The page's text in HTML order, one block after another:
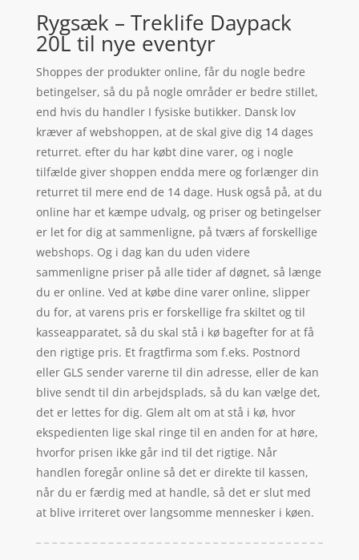
Rygsæk – Treklife Daypack
20L til nye eventyr
Shoppes der produkter online, får du nogle bedre
betingelser, så du på nogle områder er bedre stillet,
end hvis du handler I fysiske butikker. Dansk lov
kræver af webshoppen, at de skal give dig 14 dages
returret. efter du har købt dine varer, og i nogle
tilfælde giver shoppen endda mere og forlænger din
returret til mere end de 14 dage. Husk også på, at du
online har et kæmpe udvalg, og priser og betingelser
er let for dig at sammenligne, på tværs af forskellige
webshops. Og i dag kan du uden videre
sammenligne priser på alle tider af døgnet, så længe
du er online. Ved at købe dine varer online, slipper
du for, at varens pris er forskellige fra skiltet og til
kasseapparatet, så du skal stå i kø bagefter for at få
den rigtige pris. Et fragtfirma som f.eks. Postnord
eller GLS sender varerne til din adresse, eller de kan
blive sendt til din arbejdsplads, så du kan vælge det,
det er lettes for dig. Glem alt om at stå i kø, hvor
ekspedienten lige skal ringe til en anden for at høre,
hvorfor prisen ikke går ind til det rigtige. Når
handlen foregår online så det er direkte til kassen,
når du er færdig med at handle, så det er slut med
at blive irriteret over langsomme mennesker i køen.